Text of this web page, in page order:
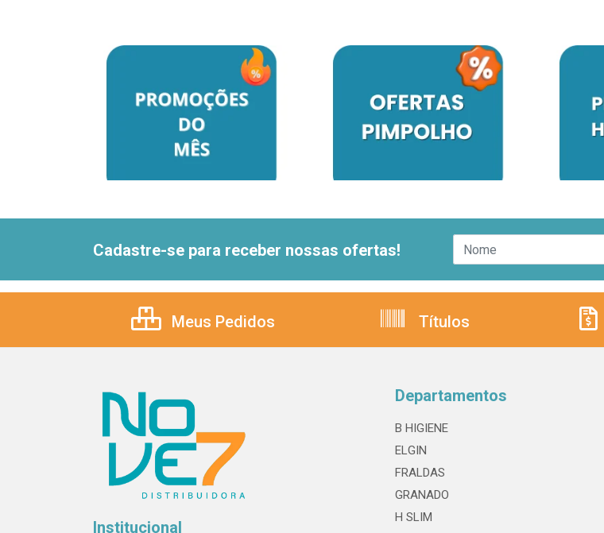
Cadastre-se para receber nossas ofertas!
Meus Pedidos Títulos
Institucional
Departamentos
B HIGIENE
ELGIN
FRALDAS
GRANADO
H SLIM